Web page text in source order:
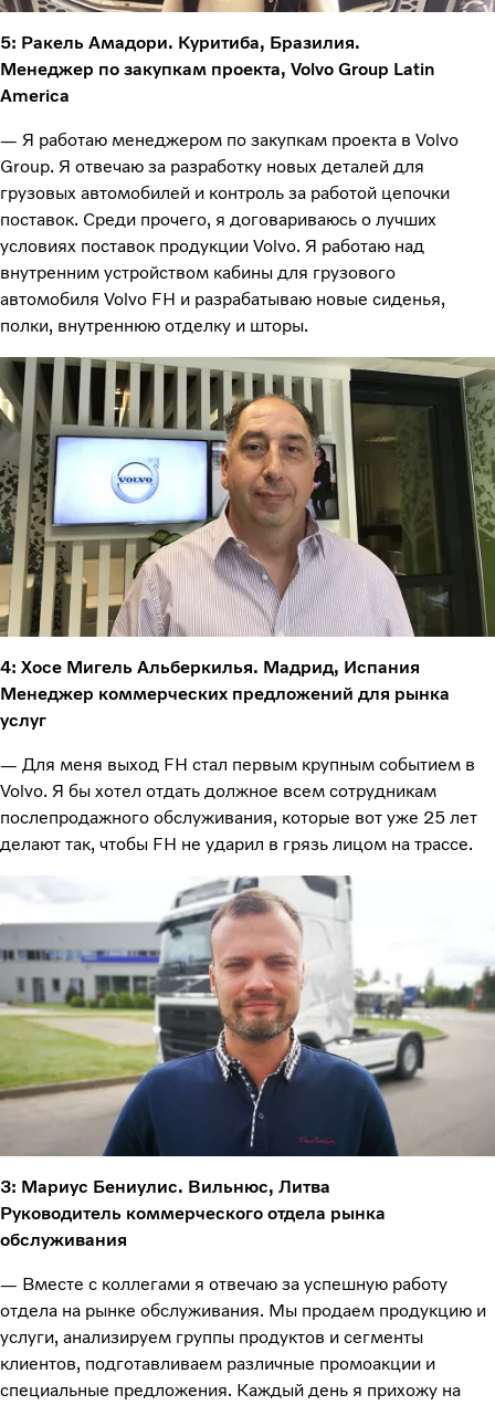
5: Ракель Амадори. Куритиба, Бразилия.
Менеджер по закупкам проекта, Volvo Group Latin
America
— Я работаю менеджером по закупкам проекта в Volvo
Group. Я отвечаю за разработку новых деталей для
грузовых автомобилей и контроль за работой цепочки
поставок. Среди прочего, я договариваюсь о лучших
условиях поставок продукции Volvo. Я работаю над
внутренним устройством кабины для грузового
автомобиля Volvo FH и разрабатываю новые сиденья,
полки, внутреннюю отделку и шторы.
4: Хосе Мигель Альберкилья. Мадрид, Испания
Менеджер коммерческих предложений для рынка
услуг
— Для меня выход FH стал первым крупным событием в
Volvo. Я бы хотел отдать должное всем сотрудникам
послепродажного обслуживания, которые вот уже 25 лет
делают так, чтобы FH не ударил в грязь лицом на трассе.
3: Мариус Бениулис. Вильнюс, Литва
Руководитель коммерческого отдела рынка
обслуживания
— Вместе с коллегами я отвечаю за успешную работу
отдела на рынке обслуживания. Мы продаем продукцию и
услуги, анализируем группы продуктов и сегменты
клиентов, подготавливаем различные промоакции и
специальные предложения. Каждый день я прихожу на